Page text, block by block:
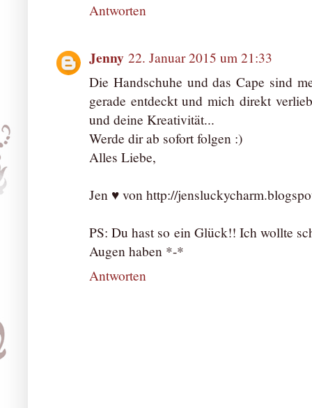
Antworten
Jenny 22. Januar 2015 um 21:33
Die Handschuhe und das Cape sind
gerade entdeckt und mich direkt
und deine Kreativität...
Werde dir ab sofort folgen :)
Alles Liebe,
Jen ♥ von http://
PS: Du hast so ein Glück!! Ich wollte
Augen haben *-*
Antworten